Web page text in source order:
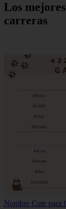
Los
carreras
Nombre Cute para